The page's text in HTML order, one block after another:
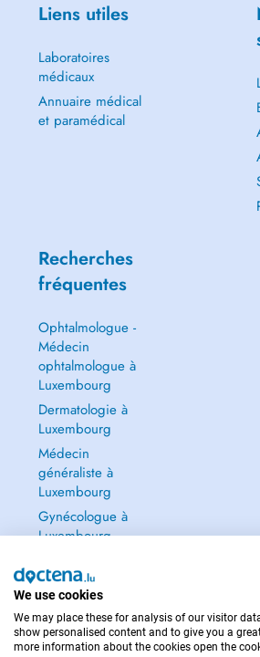
Liens utiles
Laboratoires
médicaux
Annuaire médical
et paramédical
Recherches
fréquentes
Ophtalmologue -
Médecin
ophtalmologue à
Luxembourg
Dermatologie à
Luxembourg
Médecin
généraliste à
Luxembourg
Gynécologue à
Luxembourg
We use cookies
We may place these for analysis of our visitor
show personalised content and to give you a
more information about the cookies open the